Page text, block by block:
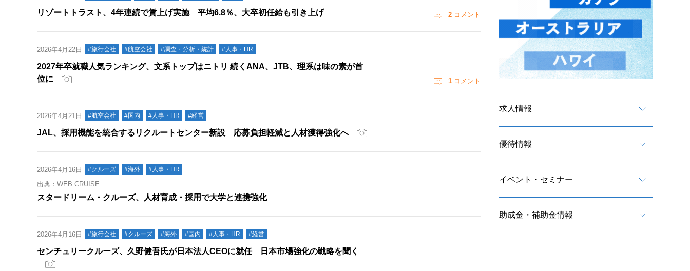
リゾートトラスト、4年連続で賃上げ実施 平均6.8％、大卒初任給も引き上げ 2 コメント
2026年4月22日 #旅行会社 #航空会社 #調査・分析・統計 #人事・HR
2027年卒就職人気ランキング、文系トップはニトリ 続くANA、JTB、理系は味の素が首
位に
1 コメント
2026年4月21日 #航空会社 #国内 #人事・HR #経営
JAL、採用機能を統合するリクルートセンター新設 応募負担軽減と人材獲得強化へ
2026年4月16日 #クルーズ #海外 #人事・HR
出典：WEB CRUISE
スタードリーム・クルーズ、人材育成・採用で大学と連携強化
2026年4月16日 #旅行会社 #クルーズ #海外 #国内 #人事・HR #経営
センチュリークルーズ、久野健吾氏が日本法人CEOに就任 日本市場強化の戦略を聞く
求人情報
優待情報
イベント・セミナー
助成金・補助金情報